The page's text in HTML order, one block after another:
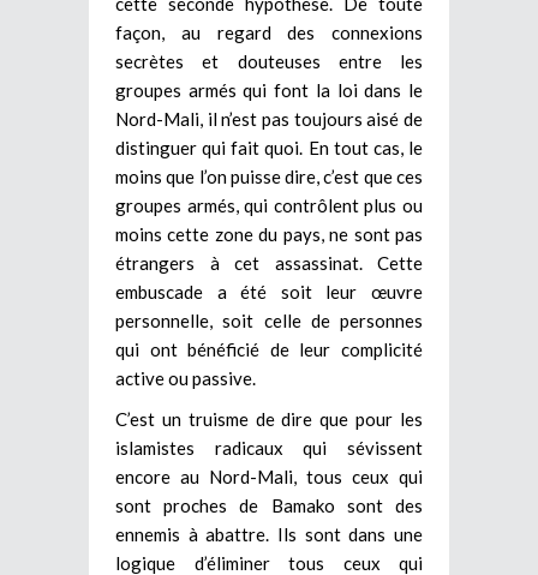
façon, au regard des connexions
secrètes et douteuses entre les
groupes armés qui font la loi dans le
Nord-Mali, il n’est pas toujours aisé de
distinguer qui fait quoi. En tout cas, le
moins que l’on puisse dire, c’est que ces
groupes armés, qui contrôlent plus ou
moins cette zone du pays, ne sont pas
étrangers à cet assassinat. Cette
embuscade a été soit leur œuvre
personnelle, soit celle de personnes
qui ont bénéficié de leur complicité
active ou passive.
C’est un truisme de dire que pour les
islamistes radicaux qui sévissent
encore au Nord-Mali, tous ceux qui
sont proches de Bamako sont des
ennemis à abattre. Ils sont dans une
logique d’éliminer tous ceux qui